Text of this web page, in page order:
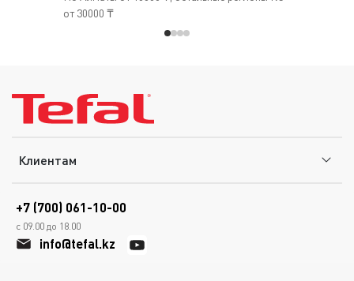
от 30000 ₸
Клиентам
+7 (700) 061-10-00
с 09.00 до 18.00
info@tefal.kz